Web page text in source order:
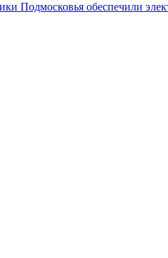
Подмосковья обеспечили